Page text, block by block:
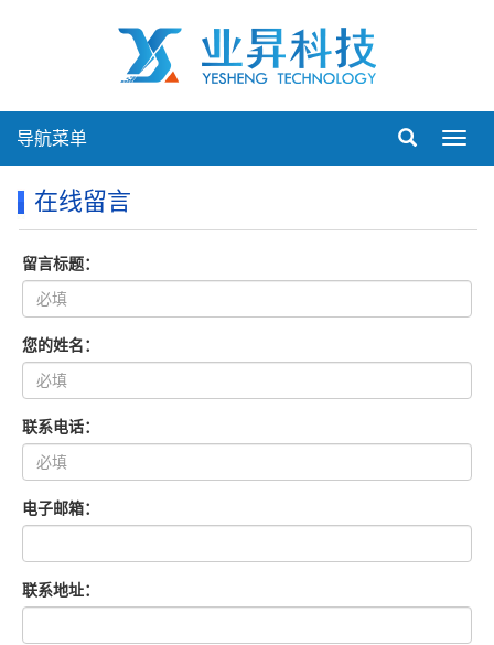
导航菜单
在线留言
留言标题：
您的姓名：
联系电话：
电子邮箱：
联系地址：